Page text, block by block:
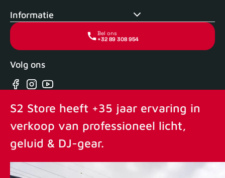
Informatie
Bel ons
+32 89 308 954
Volg ons
Facebook
Instagram
YouTube
S2 Store heeft +35 jaar ervaring in
verkoop van professioneel licht,
geluid & DJ-gear.